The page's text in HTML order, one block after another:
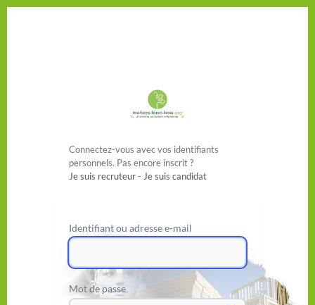
Connectez-vous avec vos identifiants
personnels. Pas encore inscrit ?
Je suis recruteur- Je suis candidat
Identifiant ou adresse e-mail
Mot de passe